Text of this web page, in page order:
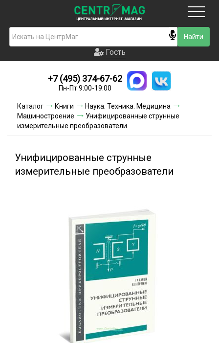
Гость
Новинки
Условия доставки
Условия оплаты
Акции и скидки
Гость
+7 (495) 374-67-62
Пн-Пт 9:00-19:00
Каталог Книги
Наука. Техника. Медицина
Машиностроение
Унифицированные струнные
измерительные преобразователи
Унифицированные струнные
измерительные преобразователи